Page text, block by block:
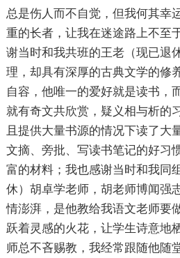
总是伤人而不自觉，但我何其幸
重的长者，让我在迷途路上不至
谢当时和我共班的王老（现已退
理，却具有深厚的古典文学的修
自容，他唯一的爱好就是读书，
就有奇文共欣赏，疑义相与析的
且提供大量书源的情况下读了大
文摘、旁批、写读书笔记的好习
富的材料；我也感谢当时和我同
休）胡卓学老师，胡老师博闻强
情澎湃，是他教给我语文老师要
跃着灵感的火花，让学生诗意地
师总不吝赐教，我经常跟随他随